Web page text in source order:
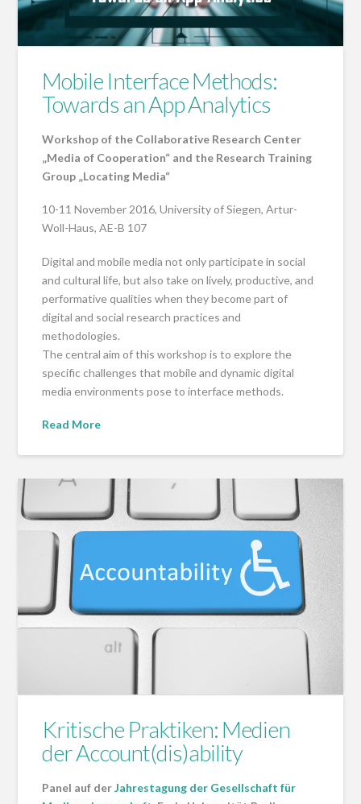
Mobile Interface Methods:
Towards an App Analytics
Workshop of the Collaborative Research Center
„Media of Cooperation“ and the Research Training
Group „Locating Media“
10-11 November 2016, University of Siegen, Artur-
Woll-Haus, AE-B 107
Digital and mobile media not only participate in social
and cultural life, but also take on lively, productive, and
performative qualities when they become part of
digital and social research practices and
methodologies.
The central aim of this workshop is to explore the
specific challenges that mobile and dynamic digital
media environments pose to interface methods.
Read More
Kritische Praktiken: Medien
der Account(dis)ability
Panel auf derJahrestagung der Gesellschaft für